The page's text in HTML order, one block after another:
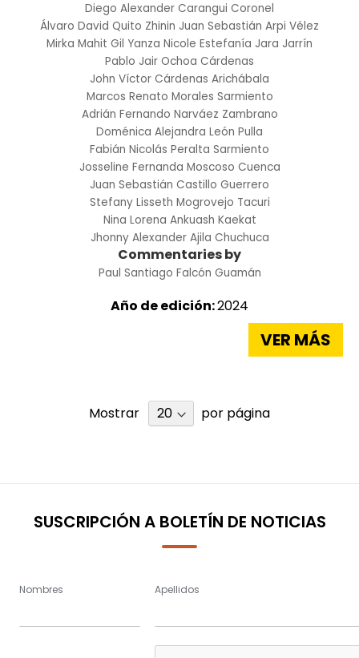
Diego Alexander Carangui Coronel
Álvaro David Quito Zhinin Juan Sebastián Arpi Vélez
Mirka Mahit Gil Yanza Nicole Estefanía Jara Jarrín
Pablo Jair Ochoa Cárdenas
John Víctor Cárdenas Arichábala
Marcos Renato Morales Sarmiento
Adrián Fernando Narváez Zambrano
Doménica Alejandra León Pulla
Fabián Nicolás Peralta Sarmiento
Josseline Fernanda Moscoso Cuenca
Juan Sebastián Castillo Guerrero
Stefany Lisseth Mogrovejo Tacuri
Nina Lorena Ankuash Kaekat
Jhonny Alexander Ajila Chuchuca
Commentaries by
Paul Santiago Falcón Guamán
Año de edición:2024
VER MÁS
Mostrar por página
SUSCRIPCIÓN A BOLETÍN DE NOTICIAS
Nombres Apellidos